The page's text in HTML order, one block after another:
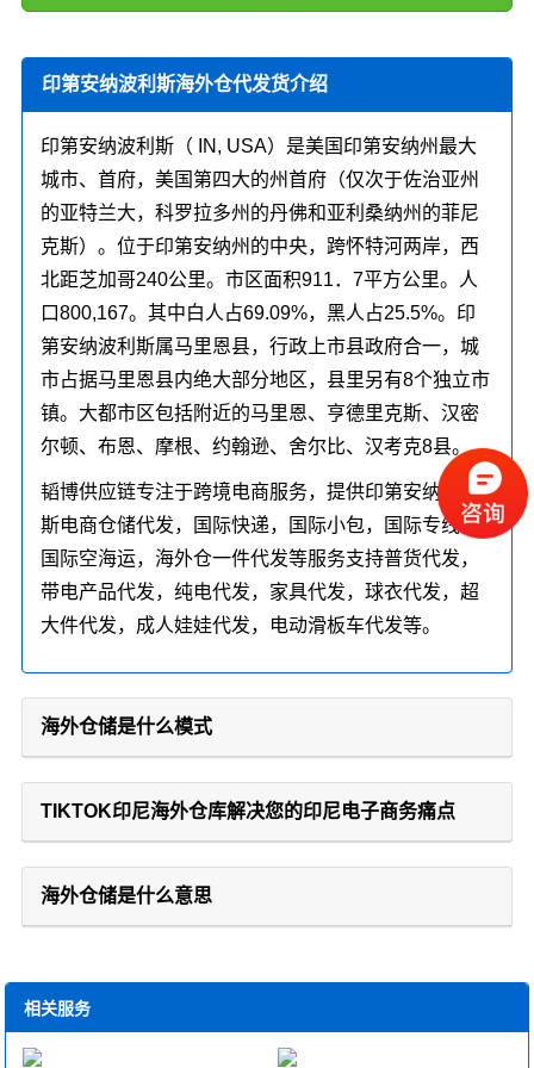
印第安纳波利斯海外仓代发货介绍
印第安纳波利斯（ IN, USA）是美国印第安纳州最大
城市、首府，美国第四大的州首府（仅次于佐治亚州
的亚特兰大，科罗拉多州的丹佛和亚利桑纳州的菲尼
克斯）。位于印第安纳州的中央，跨怀特河两岸，西
北距芝加哥240公里。市区面积911．7平方公里。人
口800,167。其中白人占69.09%，黑人占25.5%。印
第安纳波利斯属马里恩县，行政上市县政府合一，城
市占据马里恩县内绝大部分地区，县里另有8个独立市
镇。大都市区包括附近的马里恩、亨德里克斯、汉密
尔顿、布恩、摩根、约翰逊、舍尔比、汉考克8县。
韬博供应链专注于跨境电商服务，提供印第安纳波利
斯电商仓储代发，国际快递，国际小包，国际专线，
国际空海运，海外仓一件代发等服务支持普货代发，
带电产品代发，纯电代发，家具代发，球衣代发，超
大件代发，成人娃娃代发，电动滑板车代发等。
海外仓储是什么模式
TIKTOK印尼海外仓库解决您的印尼电子商务痛点
海外仓储是什么意思
相关服务